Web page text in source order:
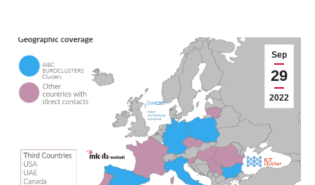
Sep
29
2022